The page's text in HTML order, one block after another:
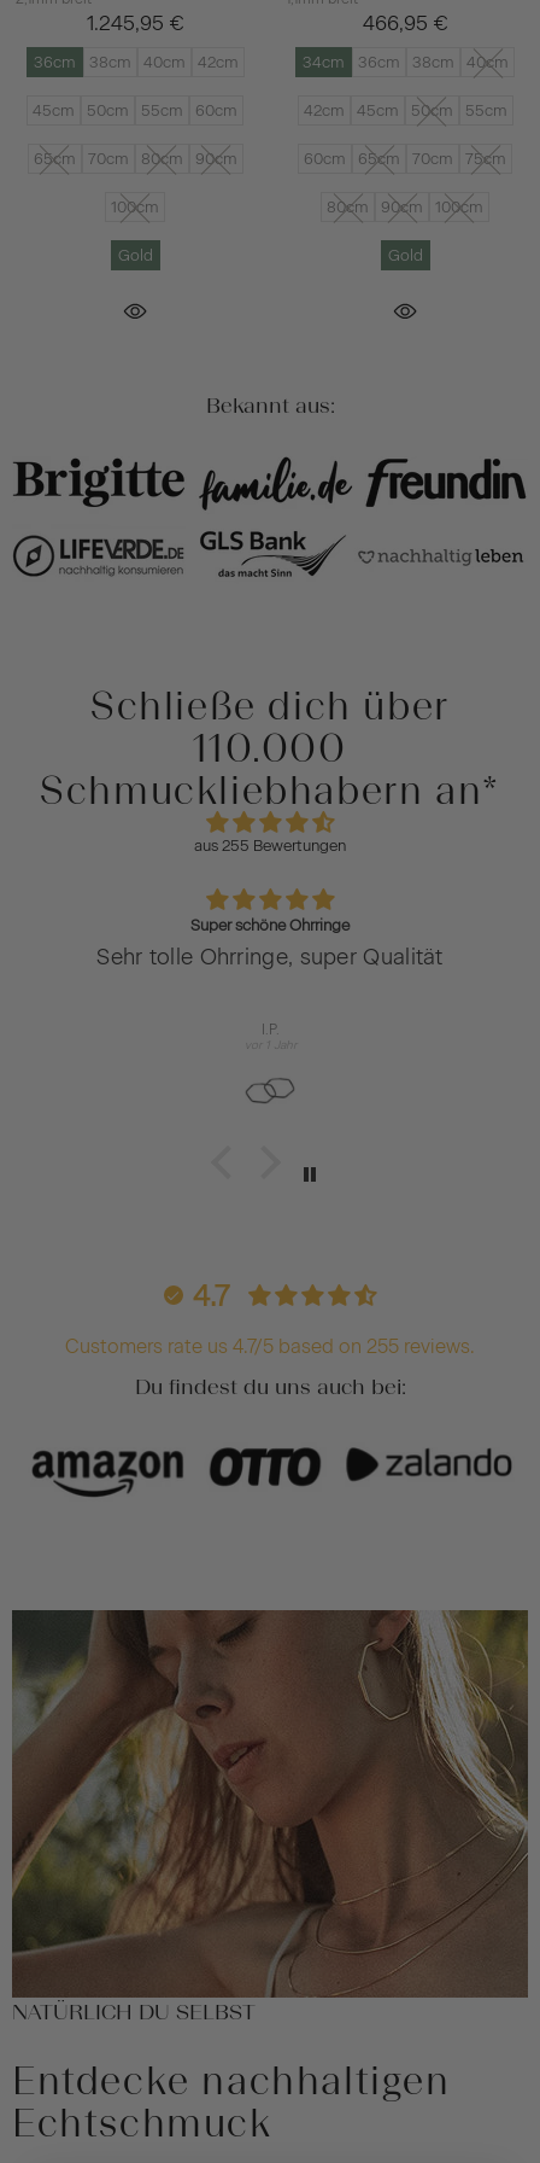
1.245,95 €
36cm 38cm 40cm 42cm
45cm 50cm 55cm 60cm
65cm 70cm 80cm 90cm
100cm
Gold
466,95 €
34cm 36cm 38cm 40cm
42cm 45cm 50cm 55cm
60cm 65cm 70cm 75cm
80cm 90cm 100cm
Gold
Bekannt aus:
Schließe dich über
110.000
Schmuckliebhabern an*
aus 255 Bewertungen
Super schöne Ohrringe
Sehr tolle Ohrringe, super Qualität
I.P.
vor 1 Jahr
4.7
Customers rate us 4.7/5 based on 255 reviews.
Du findest du uns auch bei:
NATÜRLICH DU SELBST
Entdecke nachhaltigen
Echtschmuck